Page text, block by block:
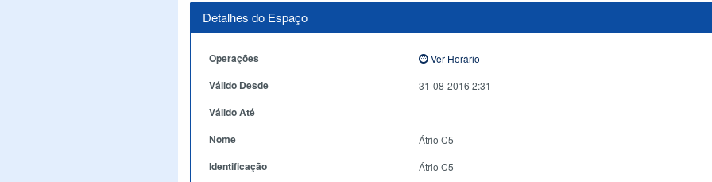
Detalhes do Espaço
Operações Ver Horário
Válido Desde 31-08-2016 2:31
Válido Até
Nome
Átrio C5
Identificação Átrio C5